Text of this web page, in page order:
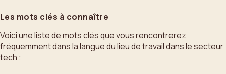
Les mots clés à connaître
Voici une liste de mots clés que vous rencontrerez
fréquemment dans la langue du lieu de travail dans le secteur
tech :